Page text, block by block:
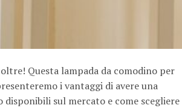
Questa lampada da comodino per
i vantaggi di avere una
sul mercato e come scegliere